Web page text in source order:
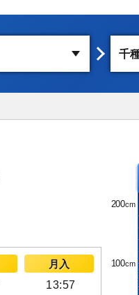
月入
13:57
200
100